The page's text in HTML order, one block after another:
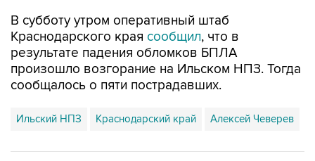
В субботу утром оперативный штаб
Краснодарского края сообщил, что в
результате падения обломков БПЛА
произошло возгорание на Ильском НПЗ. Тогда
сообщалось о пяти пострадавших.
Ильский НПЗ Краснодарский край Алексей Чеверев